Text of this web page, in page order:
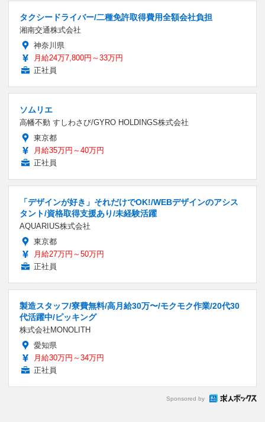
タクシードライバー/二種免許取得費用全額会社負担
湘南交通株式会社
神奈川県
月給24万7,800円～33万円
正社員
ソムリエ
高幡不動 すしわさび/GYRO HOLDINGS株式会社
東京都
月給35万円～40万円
正社員
「デザインが好き」それだけでOK!/WEBデザインのアシス
タント/資格取得支援あり/未経験活躍
AQUARIUS株式会社
東京都
月給27万円～50万円
正社員
製造スタッフ/寮費無料/高月給30万〜/モクモク作業/20代30
代活躍中/ピッキング
株式会社MONOLITH
愛知県
月給30万円～34万円
正社員
Sponsored by